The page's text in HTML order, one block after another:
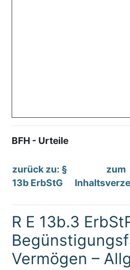
BFH - Urteile
zurück zu: §
13b ErbStG
zum
R E 13b.3
Vermögen –